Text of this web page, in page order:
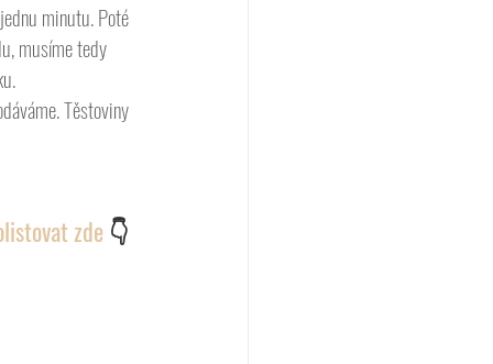
minutu. Poté
musíme tedy
Těstoviny
zde 👇